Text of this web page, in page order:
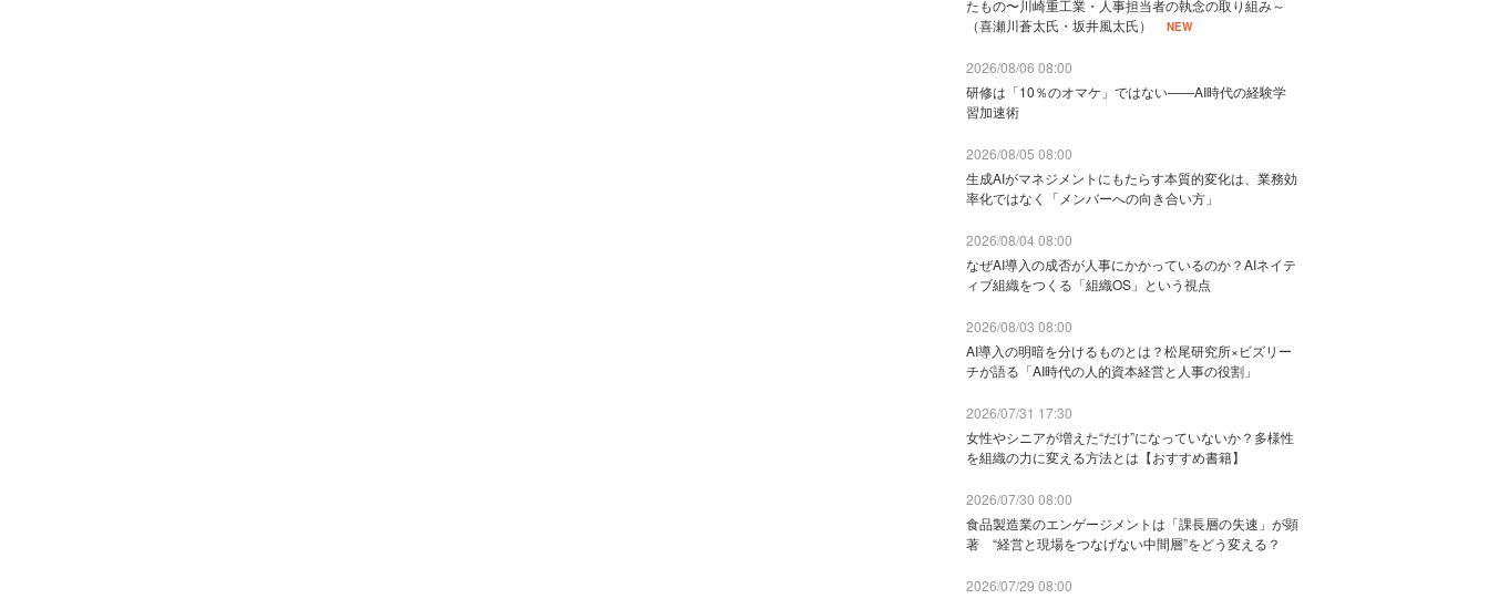
たもの〜川崎重工業・人事担当者の執念の取り組み～
（喜瀬川蒼太氏・坂井風太氏）
NEW
2026/08/06 08:00
研修は「10％のオマケ」ではない——AI時代の経験学
習加速術
2026/08/05 08:00
生成AIがマネジメントにもたらす本質的変化は、業務効
率化ではなく「メンバーへの向き合い方」
2026/08/04 08:00
なぜAI導入の成否が人事にかかっているのか？AIネイテ
ィブ組織をつくる「組織OS」という視点
2026/08/03 08:00
AI導入の明暗を分けるものとは？松尾研究所×ビズリー
チが語る「AI時代の人的資本経営と人事の役割」
2026/07/31 17:30
女性やシニアが増えた“だけ”になっていないか？多様性
を組織の力に変える方法とは【おすすめ書籍】
2026/07/30 08:00
食品製造業のエンゲージメントは「課長層の失速」が顕
著 “経営と現場をつなげない中間層”をどう変える？
2026/07/29 08:00